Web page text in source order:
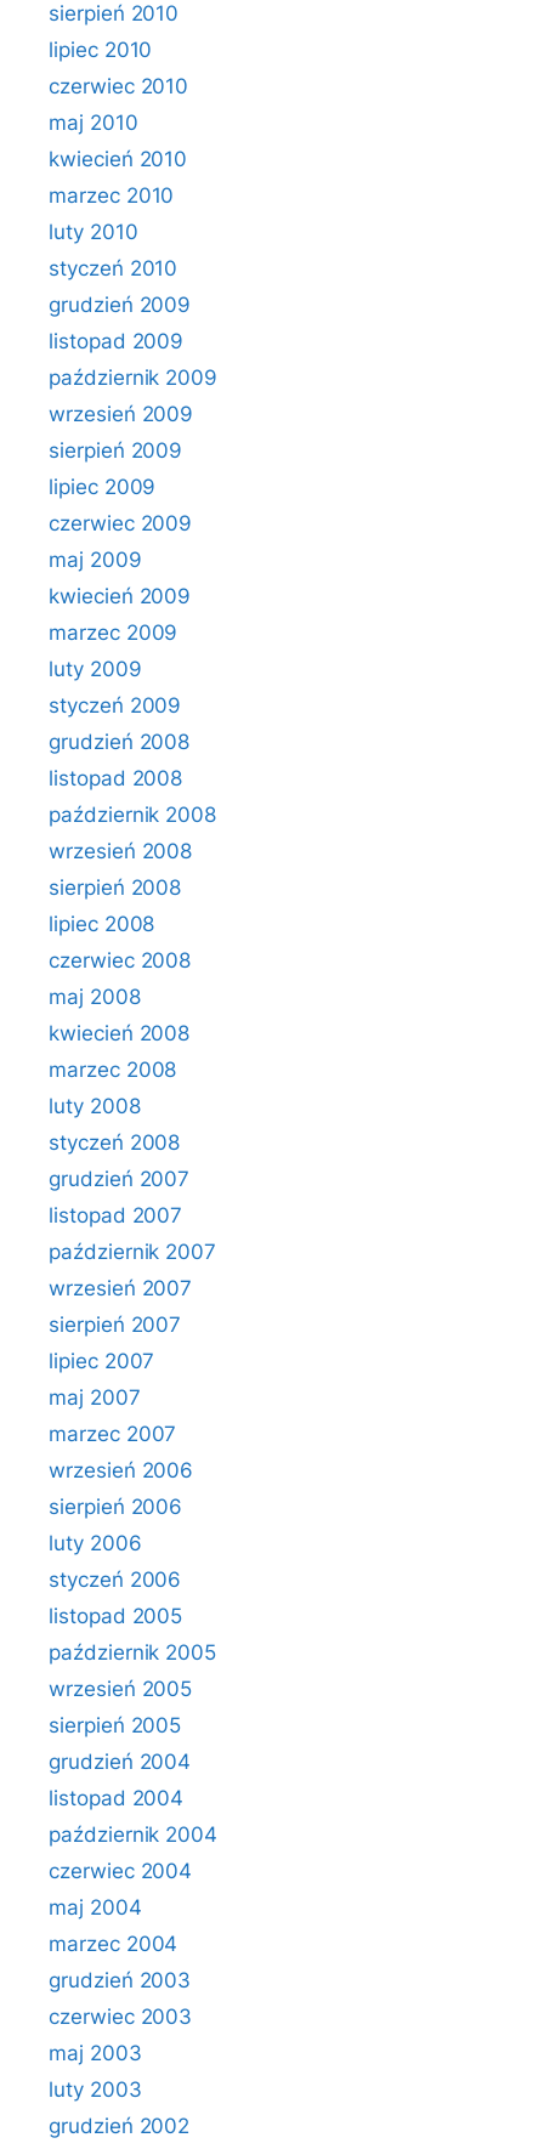
sierpień 2010
lipiec 2010
czerwiec 2010
maj 2010
kwiecień 2010
marzec 2010
luty 2010
styczeń 2010
grudzień 2009
listopad 2009
październik 2009
wrzesień 2009
sierpień 2009
lipiec 2009
czerwiec 2009
maj 2009
kwiecień 2009
marzec 2009
luty 2009
styczeń 2009
grudzień 2008
listopad 2008
październik 2008
wrzesień 2008
sierpień 2008
lipiec 2008
czerwiec 2008
maj 2008
kwiecień 2008
marzec 2008
luty 2008
styczeń 2008
grudzień 2007
listopad 2007
październik 2007
wrzesień 2007
sierpień 2007
lipiec 2007
maj 2007
marzec 2007
wrzesień 2006
sierpień 2006
luty 2006
styczeń 2006
listopad 2005
październik 2005
wrzesień 2005
sierpień 2005
grudzień 2004
listopad 2004
październik 2004
czerwiec 2004
maj 2004
marzec 2004
grudzień 2003
czerwiec 2003
maj 2003
luty 2003
grudzień 2002